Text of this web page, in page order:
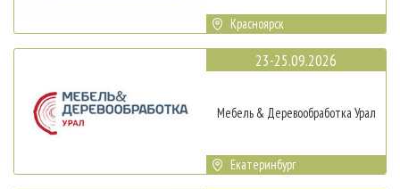
Красноярск
23-25.09.2026
Мебель & Деревообработка Урал
Екатеринбург